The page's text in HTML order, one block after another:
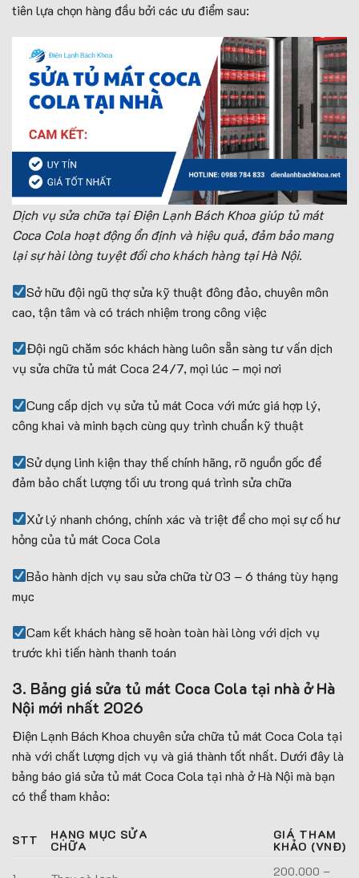
tiên lựa chọn hàng đầu bởi các ưu điểm sau:
Dịch vụ sửa chữa tại Điện Lạnh Bách Khoa giúp tủ mát
Coca Cola hoạt động ổn định và hiệu quả, đảm bảo mang
lại sự hài lòng tuyệt đối cho khách hàng tại Hà Nội.
Sở hữu đội ngũ thợ sửa kỹ thuật đông đảo, chuyên môn
cao, tận tâm và có trách nhiệm trong công việc
Đội ngũ chăm sóc khách hàng luôn sẵn sàng tư vấn dịch
vụ sửa chữa tủ mát Coca 24/7, mọi lúc – mọi nơi
Cung cấp dịch vụ sửa tủ mát Coca với mức giá hợp lý,
công khai và minh bạch cùng quy trình chuẩn kỹ thuật
Sử dụng linh kiện thay thế chính hãng, rõ nguồn gốc để
đảm bảo chất lượng tối ưu trong quá trình sửa chữa
Xử lý nhanh chóng, chính xác và triệt để cho mọi sự cố hư
hỏng của tủ mát Coca Cola
Bảo hành dịch vụ sau sửa chữa từ 03 – 6 tháng tùy hạng
mục
Cam kết khách hàng sẽ hoàn toàn hài lòng với dịch vụ
trước khi tiến hành thanh toán
3. Bảng giá sửa tủ mát Coca Cola tại nhà ở Hà
Nội mới nhất 2026
Điện Lạnh Bách Khoa chuyên sửa chữa tủ mát Coca Cola tại
nhà với chất lượng dịch vụ và giá thành tốt nhất. Dưới đây là
bảng báo giá sửa tủ mát Coca Cola tại nhà ở Hà Nội mà bạn
có thể tham khảo:
STT HẠNG MỤC SỬA
CHỮA
GIÁ THAM
KHẢO (VNĐ)
200.000 –